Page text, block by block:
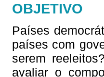
OBJETIVO
Países
países com
serem
avaliar o